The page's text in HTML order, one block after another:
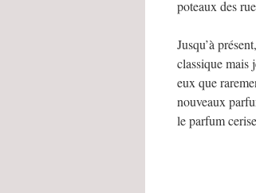
poteaux des
Jusqu’à
classique mais
eux que
nouveaux
le parfum